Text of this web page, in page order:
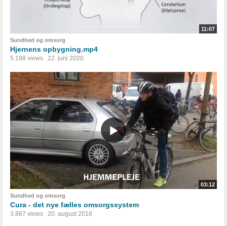
11:07
Sundhed og omsorg
Hjernens opbygning.mp4
5.198 views 22. juni 2020
03:12
Sundhed og omsorg
Cura - det nye fælles omsorgssystem
3.887 views 20. august 2018